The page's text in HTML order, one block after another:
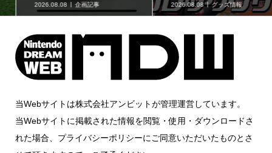
2026.08.08 企画記事 2026.08.08 グッズ情報
当Webサイトは株式会社アンビットが管理運営しています。
当Webサイトに掲載された情報を閲覧・使用・ダウンロードさ
れた場合、プライバシーポリシーにご同意いただいたものとさ